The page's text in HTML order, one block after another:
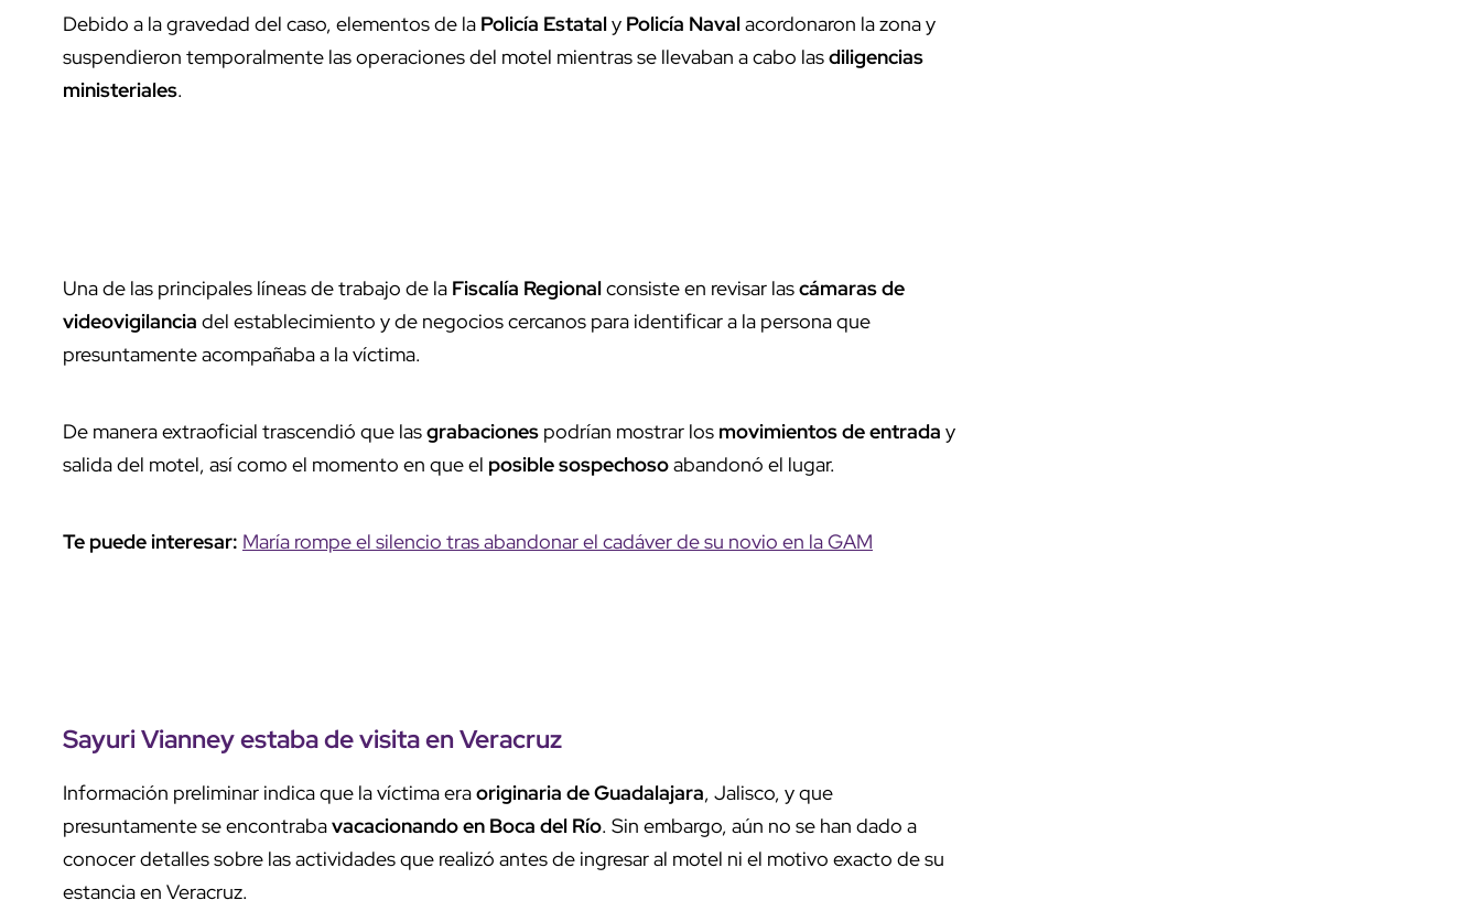
Debido a la gravedad del caso, elementos de la Policía Estataly Policía Navalacordonaron la zona y
suspendieron temporalmente las operaciones del motel mientras se llevaban a cabo lasdiligencias
ministeriales.
Una de las principales líneas de trabajo de la Fiscalía Regionalconsiste en revisar lascámaras de
videovigilancia del establecimiento y de negocios cercanos para identificar a la persona que
presuntamente acompañaba a la víctima.
De manera extraoficial trascendió que lasgrabaciones podrían mostrar los movimientos de entrada y
salida del motel, así como el momento en que el posible sospechosoabandonó el lugar.
Te puede interesar: María rompe el silencio tras abandonar el cadáver de su novio en la GAM
Sayuri Vianneyestaba de visita en Veracruz
Información preliminar indica que la víctima eraoriginaria de Guadalajara, Jalisco, y que
presuntamente se encontrabavacacionando en Boca del Río. Sin embargo, aún no se han dado a
conocer detalles sobre las actividades que realizó antes de ingresar al motel ni el motivo exacto de su
estancia en Veracruz.